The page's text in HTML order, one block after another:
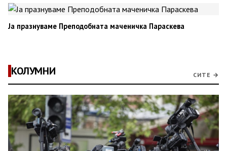
Ја празнуваме Преподобната маченичка Параскева
КОЛУМНИ СИТЕ →